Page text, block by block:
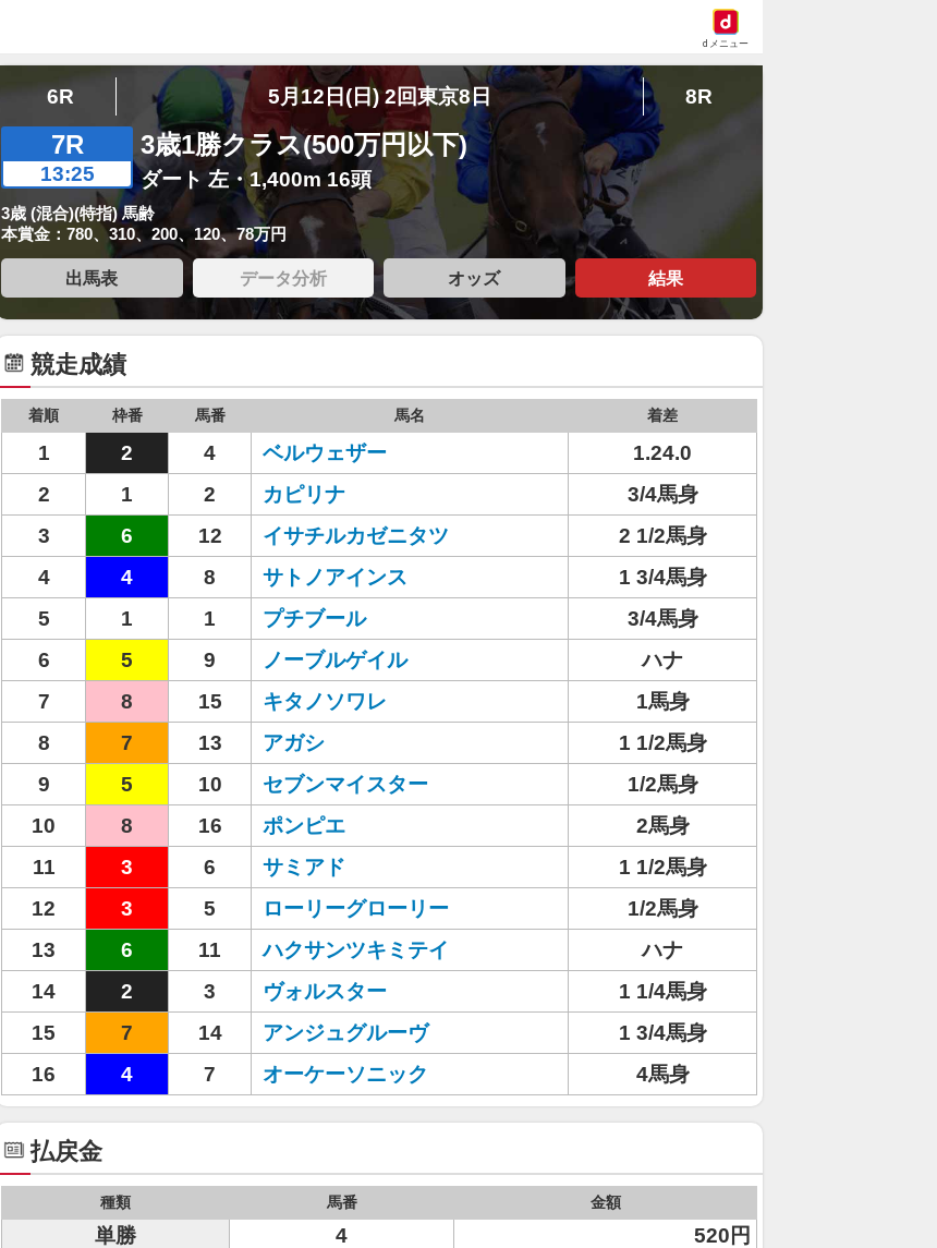
dメニュー
6R 5月12日(日) 2回東京8日 8R
7R
13:25
3歳1勝クラス(500万円以下)
ダート 左・1,400m 16頭
3歳 (混合)(特指) 馬齢
本賞金：780、310、200、120、78万円
出馬表 データ分析 オッズ 結果
競走成績
着順 枠番 馬番 馬名 着差
1 2 4 ベルウェザー
1.24.0
2
1 2 カピリナ
3/4馬身
3
6 12 イサチルカゼニタツ
2 1/2馬身
4
4 8 サトノアインス
1 3/4馬身
5
1 1 プチブール
3/4馬身
6
5 9 ノーブルゲイル
ハナ
7
8 15 キタノソワレ
1馬身
8
7 13 アガシ
1 1/2馬身
9
5 10 セブンマイスター
1/2馬身
10
8 16 ポンピエ
2馬身
11
3 6 サミアド
1 1/2馬身
12
3 5 ローリーグローリー
1/2馬身
13
6 11 ハクサンツキミテイ
ハナ
14
2 3 ヴォルスター
1 1/4馬身
15
7 14 アンジュグルーヴ
1 3/4馬身
16
4 7 オーケーソニック 4馬身
払戻金
種類 馬番 金額
単勝 4 520円